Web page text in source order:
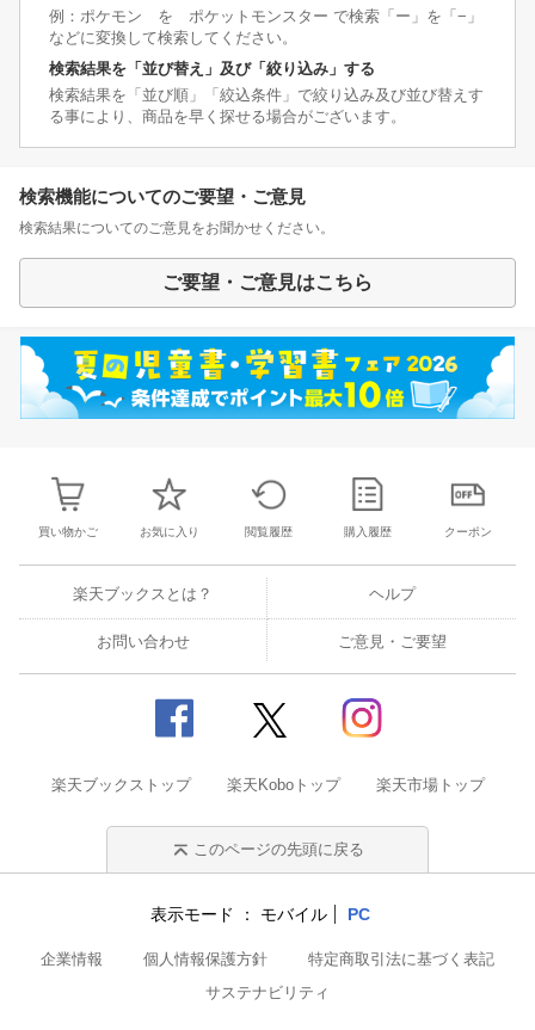
例：ポケモン を ポケットモンスター で検索「ー」を「−」
などに変換して検索してください。
検索結果を「並び替え」及び「絞り込み」する
検索結果を「並び順」「絞込条件」で絞り込み及び並び替えす
る事により、商品を早く探せる場合がございます。
検索機能についてのご要望・ご意見
検索結果についてのご意見をお聞かせください。
ご要望・ご意見はこちら
買い物かご お気に入り 閲覧履歴 購入履歴 クーポン
楽天ブックスとは？ ヘルプ
お問い合わせ ご意見・ご要望
楽天ブックストップ 楽天Koboトップ 楽天市場トップ
このページの先頭に戻る
表示モード モバイル PC
企業情報 個人情報保護方針
特定商取引法に基づく表記
サステナビリティ